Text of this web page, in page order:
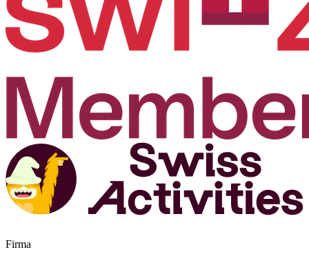
Firma